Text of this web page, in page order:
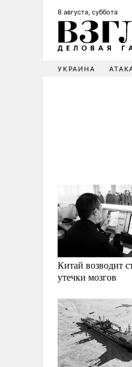
8 августа, суббота
УКРАИНА
Китай возводит
утечки мозгов